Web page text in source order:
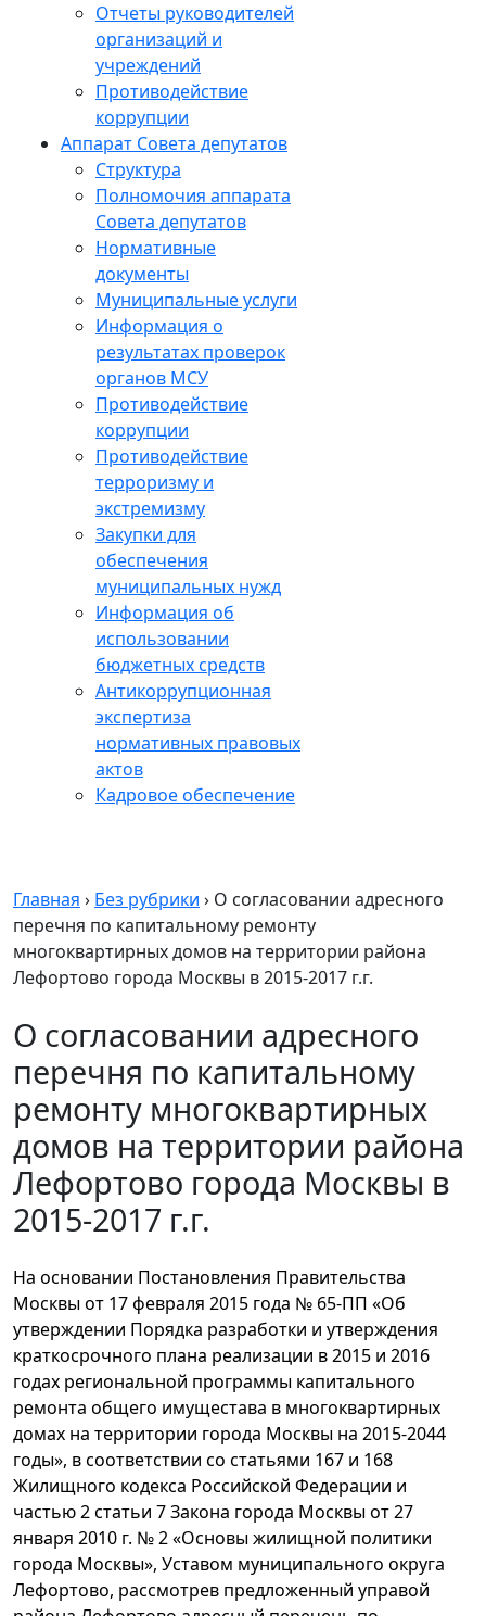
Отчеты руководителей
организаций и
учреждений
Противодействие
коррупции
Аппарат Совета депутатов
Структура
Полномочия аппарата
Совета депутатов
Нормативные
документы
Муниципальные услуги
Информация о
результатах проверок
органов МСУ
Противодействие
коррупции
Противодействие
терроризму и
экстремизму
Закупки для
обеспечения
муниципальных нужд
Информация об
использовании
бюджетных средств
Антикоррупционная
экспертиза
нормативных правовых
актов
Кадровое обеспечение
Главная › Без рубрики › О согласовании адресного
перечня по капитальному ремонту
многоквартирных домов на территории района
Лефортово города Москвы в 2015-2017 г.г.
О согласовании адресного
перечня по капитальному
ремонту многоквартирных
домов на территории района
Лефортово города Москвы в
2015-2017 г.г.
На основании Постановления Правительства
Москвы от 17 февраля 2015 года № 65-ПП «Об
утверждении Порядка разработки и утверждения
краткосрочного плана реализации в 2015 и 2016
годах региональной программы капитального
ремонта общего имущестава в многоквартирных
домах на территории города Москвы на 2015-2044
годы», в соответствии со статьями 167 и 168
Жилищного кодекса Российской Федерации и
частью 2 статьи 7 Закона города Москвы от 27
января 2010 г. № 2 «Основы жилищной политики
города Москвы», Уставом муниципального округа
Лефортово, рассмотрев предложенный управой